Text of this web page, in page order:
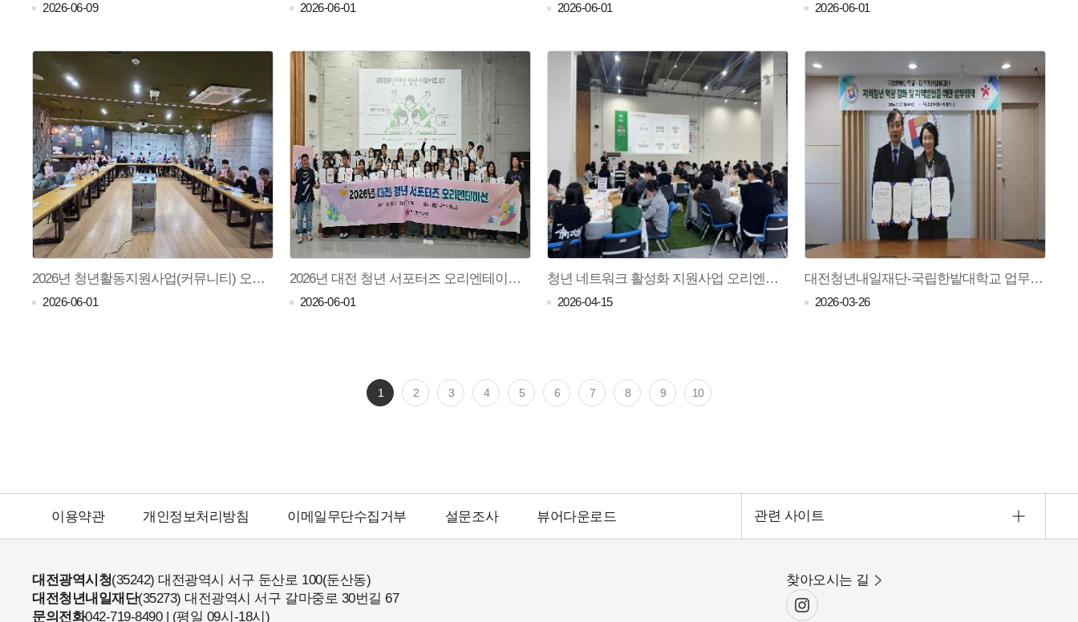
2026-06-09 2026-06-01 2026-06-01 2026-06-01
2026년 청년활동지원사업(커뮤니티) 오리엔테이션(26.04.25.)
2026-06-01
2026년 대전 청년 서포터즈 오리엔테이션(OT)(26.04.18)
2026-06-01
청년 네트워크 활성화 지원사업 오리엔테이션(OT) (2026.4.3.)
2026-04-15
대전청년내일재단-국립한밭대학교 업무협약 사진(26.03.23.)
2026-03-26
1 2 3 4 5 6 7 8 9 10
이용약관 개인정보처리방침 이메일무단수집거부 설문조사 뷰어다운로드 관련 사이트
대전광역시청(35242) 대전광역시 서구 둔산로 100(둔산동)
대전청년내일재단(35273) 대전광역시 서구 갈마중로 30번길 67
문의전화042-719-8490 | (평일 09시-18시)
찾아오시는 길